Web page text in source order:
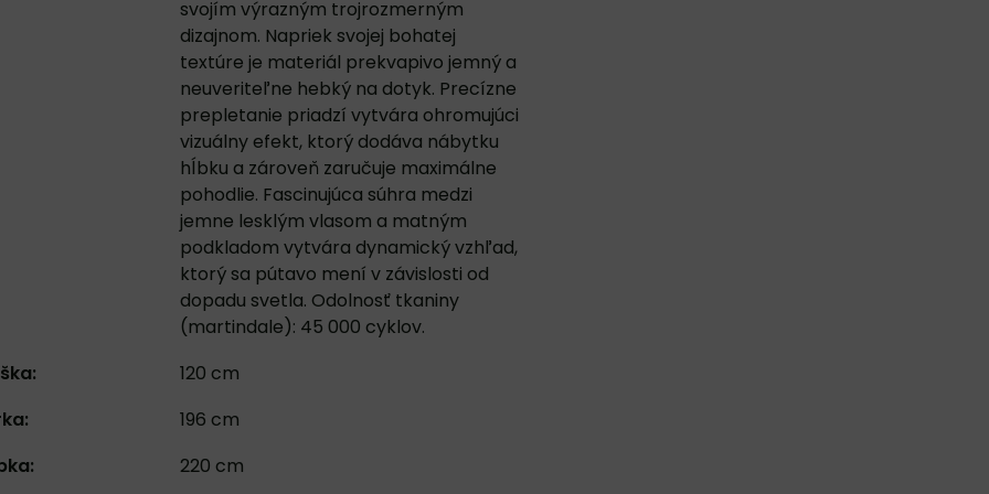
svojím výrazným trojrozmerným
dizajnom. Napriek svojej bohatej
textúre je materiál prekvapivo jemný a
neuveriteľne hebký na dotyk. Precízne
prepletanie priadzí vytvára ohromujúci
vizuálny efekt, ktorý dodáva nábytku
hĺbku a zároveň zaručuje maximálne
pohodlie. Fascinujúca súhra medzi
jemne lesklým vlasom a matným
podkladom vytvára dynamický vzhľad,
ktorý sa pútavo mení v závislosti od
dopadu svetla. Odolnosť tkaniny
(martindale): 45 000 cyklov.
120 cm
196 cm
220 cm